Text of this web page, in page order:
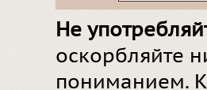
Не
оскорбляйте
пониманием.